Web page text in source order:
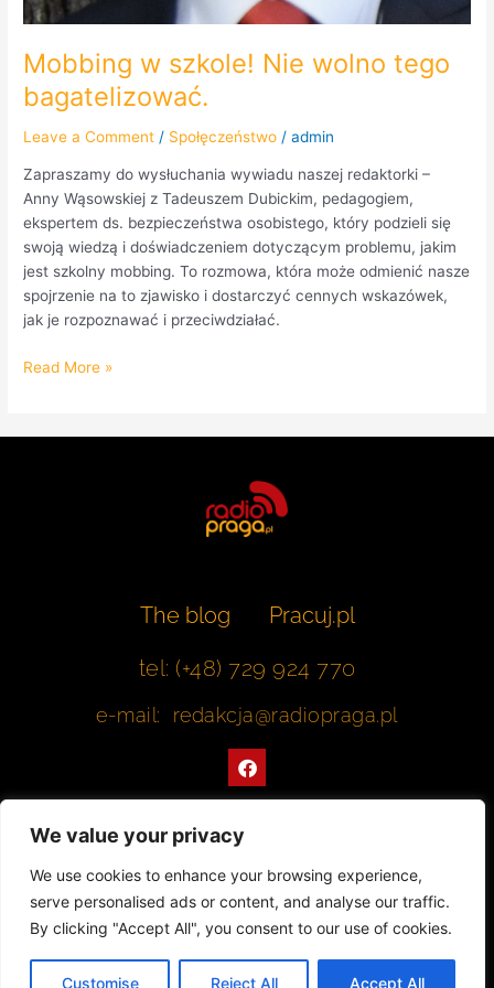
We value your privacy
We use cookies to enhance your browsing experience,
serve personalised ads or content, and analyse our traffic.
By clicking "Accept All", you consent to our use of cookies.
Customise Reject All Accept All
Mobbing w szkole! Nie wolno tego
bagatelizować.
Leave a Comment / Społęczeństwo /admin
Zapraszamy do wysłuchania wywiadu naszej redaktorki –
Anny Wąsowskiej z Tadeuszem Dubickim, pedagogiem,
ekspertem ds. bezpieczeństwa osobistego, który podzieli się
swoją wiedzą i doświadczeniem dotyczącym problemu, jakim
jest szkolny mobbing. To rozmowa, która może odmienić nasze
spojrzenie na to zjawisko i dostarczyć cennych wskazówek,
jak je rozpoznawać i przeciwdziałać.
Read More »
The blog
Pracuj.pl
tel: (+48) 729 924 770
e-mail: redakcja@radiopraga.pl
F
a
c
o
k
Współpracujemy z Muzeum Warszawskiej Pragi
© 2022 All rights Reserved. Radiopraga.pl
Projekt strony internetowej: tomasz-kaminski.pl